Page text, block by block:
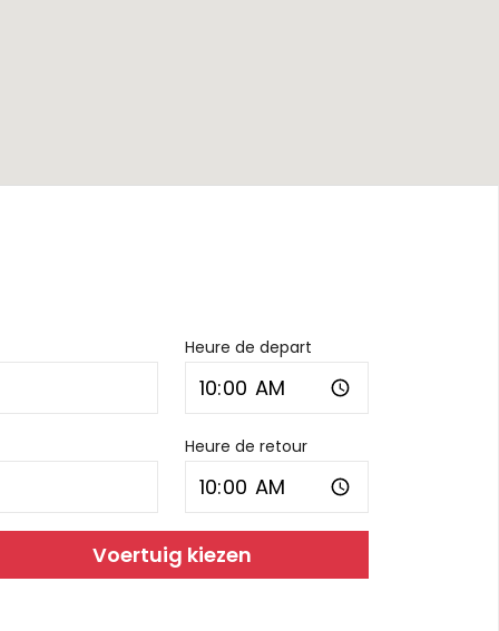
Heure de depart
Heure de retour
Voertuig kiezen